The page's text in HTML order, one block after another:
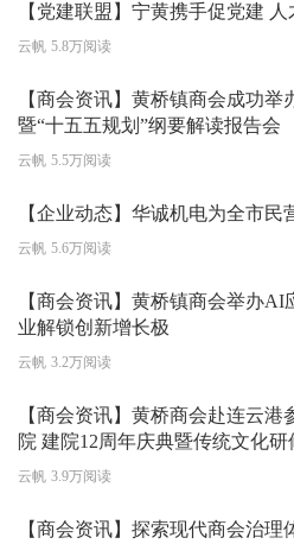
【党建联盟】宁黄携手促党建
云帆 5.8万阅读
【商会资讯】黄桥镇商会成功举
暨“十五五规划”纲要解读报告会
云帆 5.5万阅读
【企业动态】华诚机电为全市
云帆 5.6万阅读
【商会资讯】黄桥镇商会举办
业解锁创新增长极
云帆 3.2万阅读
【商会资讯】黄桥商会赴连云
院 建院12周年庆典暨传统文化研
云帆 3.9万阅读
【商会资讯】探索现代商会治理